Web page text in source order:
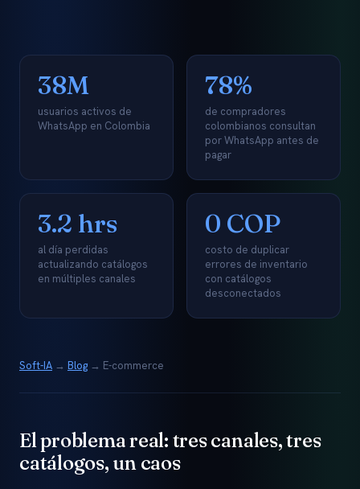
38M
usuarios activos de
WhatsApp en Colombia
78%
de compradores
colombianos consultan
por WhatsApp antes de
pagar
3.2 hrs
al día perdidas
actualizando catálogos
en múltiples canales
0 COP
costo de duplicar
errores de inventario
con catálogos
desconectados
Soft-IA → Blog → E-commerce
El problema real: tres canales, tres
catálogos, un caos